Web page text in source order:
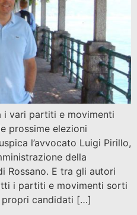
i vari partiti e movimenti
prossime elezioni
l’avvocato Luigi Pirillo,
della
Rossano. E tra gli autori
i partiti e movimenti sorti
propri candidati […]